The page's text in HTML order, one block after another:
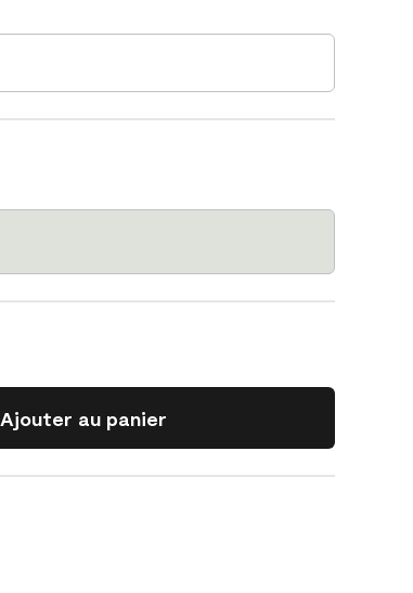
Ajouter au panier